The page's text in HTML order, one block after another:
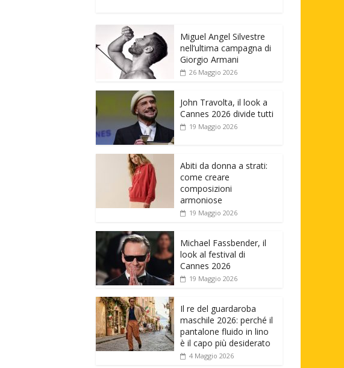
Miguel Angel Silvestre
nell’ultima campagna di
Giorgio Armani
26 Maggio 2026
John Travolta, il look a
Cannes 2026 divide tutti
19 Maggio 2026
Abiti da donna a strati:
come creare
composizioni
armoniose
19 Maggio 2026
Michael Fassbender, il
look al festival di
Cannes 2026
19 Maggio 2026
Il re del guardaroba
maschile 2026: perché il
pantalone fluido in lino
è il capo più desiderato
4 Maggio 2026